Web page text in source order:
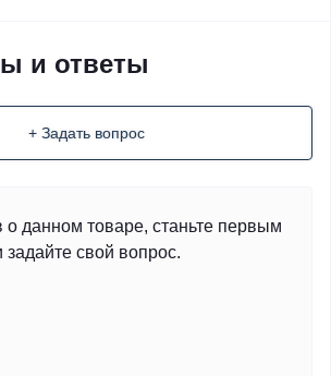
и ответы
+ Задать вопрос
о данном товаре, станьте первым
задайте свой вопрос.